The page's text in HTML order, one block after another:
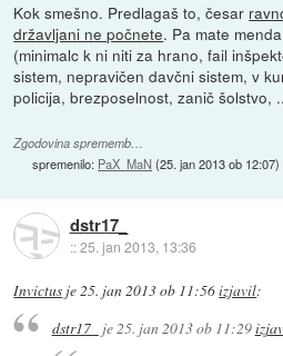
Kok smešno. Predlagaš to, česar
državljani ne počnete. Pa mate
(minimalc k ni niti za hrano, fail
sistem, nepravičen davčni sistem, v
policija, brezposelnost, zanič šolstvo,
Zgodovina sprememb…
spremenilo: PaX_MaN (25. jan 2013 ob 12:07)
dstr17_
::25. jan 2013, 13:36
Invictus je25. jan 2013 ob 11:56izjavil:
dstr17_ je25. jan 2013 ob 11:29